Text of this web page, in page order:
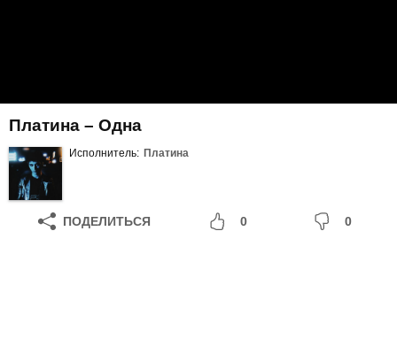
Платина – Одна
Исполнитель: Платина
ПОДЕЛИТЬСЯ 0 0